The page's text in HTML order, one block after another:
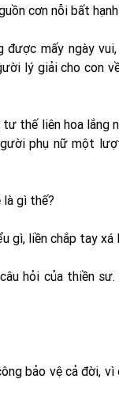
cơn nỗi bất
được mấy ngày
lý giải cho con
thế liên hoa lắng
phụ nữ một
là gì thế?
gì, liền chắp tay xá
hỏi của thiền
bảo vệ cả đời, vì